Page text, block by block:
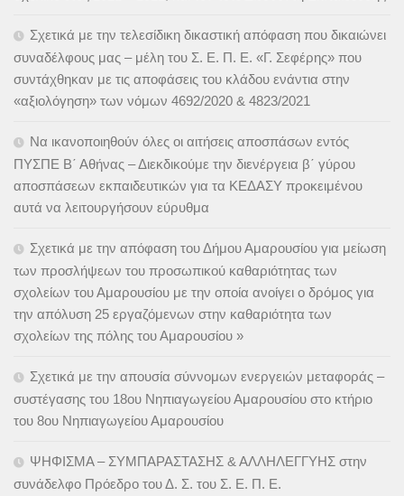
Σχετικά με την τελεσίδικη δικαστική απόφαση που δικαιώνει
συναδέλφους μας – μέλη του Σ. Ε. Π. Ε. «Γ. Σεφέρης» που
συντάχθηκαν με τις αποφάσεις του κλάδου ενάντια στην
«αξιολόγηση» των νόμων 4692/2020 & 4823/2021
Να ικανοποιηθούν όλες οι αιτήσεις αποσπάσων εντός
ΠΥΣΠΕ Β΄ Αθήνας – Διεκδικούμε την διενέργεια β΄ γύρου
αποσπάσεων εκπαιδευτικών για τα ΚΕΔΑΣΥ προκειμένου
αυτά να λειτουργήσουν εύρυθμα
Σχετικά με την απόφαση του Δήμου Αμαρουσίου για μείωση
των προσλήψεων του προσωπικού καθαριότητας των
σχολείων του Αμαρουσίου με την οποία ανοίγει ο δρόμος για
την απόλυση 25 εργαζόμενων στην καθαριότητα των
σχολείων της πόλης του Αμαρουσίου »
Σχετικά με την απουσία σύννομων ενεργειών μεταφοράς –
συστέγασης του 18ου Νηπιαγωγείου Αμαρουσίου στο κτήριο
του 8ου Νηπιαγωγείου Αμαρουσίου
ΨΗΦΙΣΜΑ – ΣΥΜΠΑΡΑΣΤΑΣΗΣ & ΑΛΛΗΛΕΓΓΥΗΣ στην
συνάδελφο Πρόεδρο του Δ. Σ. του Σ. Ε. Π. Ε.